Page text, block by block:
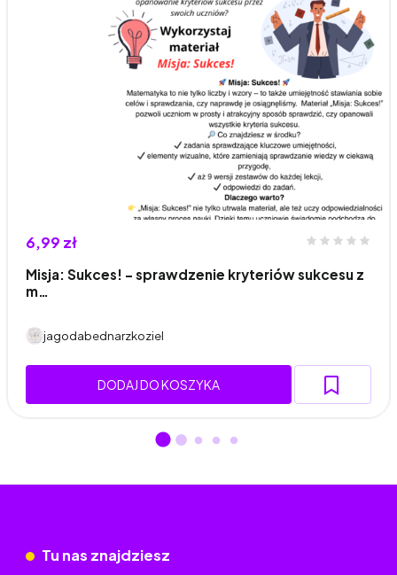
6,99 zł
Misja: Sukces! – sprawdzenie kryteriów sukcesu z
m…
jagodabednarzkoziel
DODAJ DO KOSZYKA
Tu nas znajdziesz